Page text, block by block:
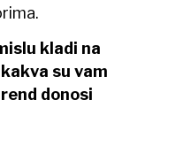
kladi na
su vam
donosi